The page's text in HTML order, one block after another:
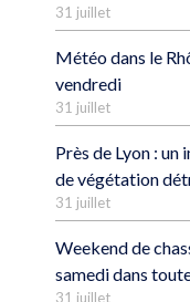
31 juillet
Météo dans le
vendredi
31 juillet
Près de Lyon :
de végétation
31 juillet
Weekend de
samedi dans
31 juillet